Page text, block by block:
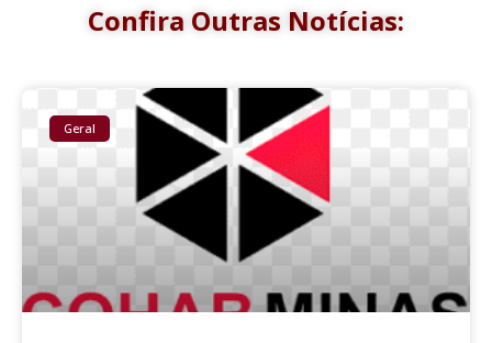
Confira Outras Notícias:
Geral